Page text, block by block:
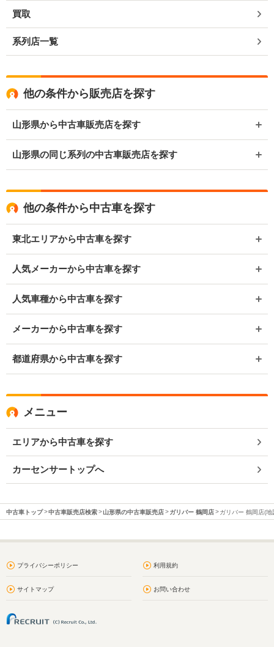
買取
系列店一覧
他の条件から販売店を探す
山形県から中古車販売店を探す
山形県の同じ系列の中古車販売店を探す
他の条件から中古車を探す
東北エリアから中古車を探す
人気メーカーから中古車を探す
人気車種から中古車を探す
メーカーから中古車を探す
都道府県から中古車を探す
メニュー
エリアから中古車を探す
カーセンサートップへ
中古車トップ 中古車販売店検索 山形県の中古車販売店 ガリバー 鶴岡店 ガリバー 鶴岡店(地
プライバシーポリシー 利用規約
サイトマップ お問い合わせ